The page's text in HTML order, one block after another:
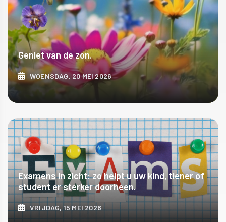
Geniet van de zon.
WOENSDAG, 20 MEI 2026
ONTDEK MEER
Examens in zicht: zo helpt u uw kind, tiener of
student er sterker doorheen.
VRIJDAG, 15 MEI 2026